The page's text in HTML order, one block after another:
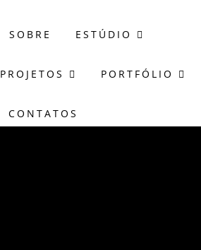
SOBRE ESTÚDIO
PROJETOS PORTFÓLIO
CONTATOS